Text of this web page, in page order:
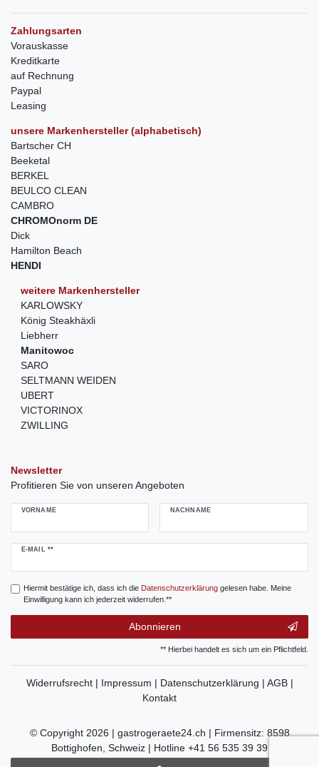
Zahlungsarten
Vorauskasse
Kreditkarte
auf Rechnung
Paypal
Leasing
unsere Markenhersteller (alphabetisch)
Bartscher CH
Beeketal
BERKEL
BEULCO CLEAN
CAMBRO
CHROMOnorm DE
Dick
Hamilton Beach
HENDI
weitere Markenhersteller
KARLOWSKY
König Steakhäxli
Liebherr
Manitowoc
SARO
SELTMANN WEIDEN
UBERT
VICTORINOX
ZWILLING
Newsletter
Profitieren Sie von unseren Angeboten
VORNAME NACHNAME
E-MAIL **
Newsletter
Hiermit bestätige ich, dass ich die Daten­schutz­erklärunggelesen habe. Meine
Einwilligung kann ich jederzeit widerrufen.**
Abonnieren
** Hierbei handelt es sich um ein Pflichtfeld.
Widerrufsrecht | Impressum | Datenschutzerklärung | AGB |
Kontakt
© Copyright 2026 | gastrogeraete24.ch | Firmensitz: 8598
Bottighofen, Schweiz | Hotline +41 56 535 39 39